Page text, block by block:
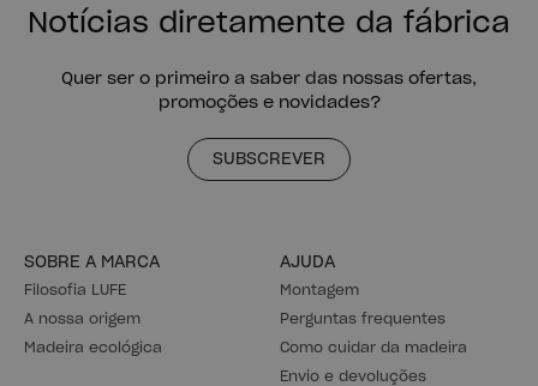
Notícias diretamente da fábrica
Quer ser o primeiro a saber das nossas ofertas,
promoções e novidades?
SUBSCREVER
SOBRE A MARCA
Filosofia LUFE
A nossa origem
Madeira ecológica
AJUDA
Montagem
Perguntas frequentes
Como cuidar da madeira
Envio e devoluções